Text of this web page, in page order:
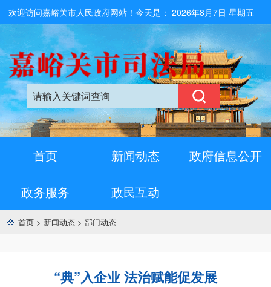
欢迎访问嘉峪关市人民政府网站！今天是：2026年8月7日 星期五
首页 新闻动态 政府信息公开
政务服务 政民互动
首页 > 新闻动态 > 部门动态
“典”入企业 法治赋能促发展